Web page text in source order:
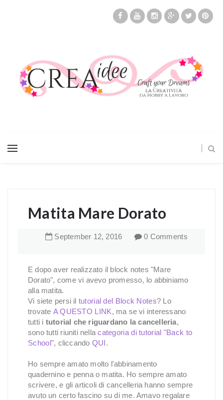
Matita Mare Dorato
September 12, 2016 0 Comments
E dopo aver realizzato il block notes "Mare
Dorato", come vi avevo promesso, lo abbiniamo
alla matita.
Vi siete persi il tutorial del Block Notes? Lo
trovate A QUESTO LINK, ma se vi interessano
tutti i tutorial che riguardano la cancelleria,
sono tutti riuniti nellacategoria di tutorial "Back to
School", cliccando QUI.
Ho sempre amato molto l'abbinamento
quadernino e penna o matita. Ho sempre amato
scrivere, e gli articoli di cancelleria hanno sempre
avuto un certo fascino su di me. Amavo regalare